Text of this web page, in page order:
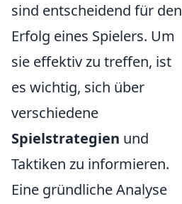
sind entscheidend für den
Erfolg eines Spielers. Um
sie effektiv zu treffen, ist
es wichtig, sich über
verschiedene
Spielstrategien und
Taktiken zu informieren.
Eine gründliche Analyse